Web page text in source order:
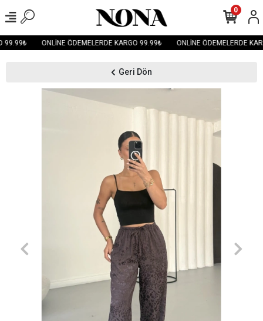
99.99₺ ONLİNE ÖDEMELERDE KARGO 99.99₺ ONLİNE ÖDEMELERDE
0
Geri Dön